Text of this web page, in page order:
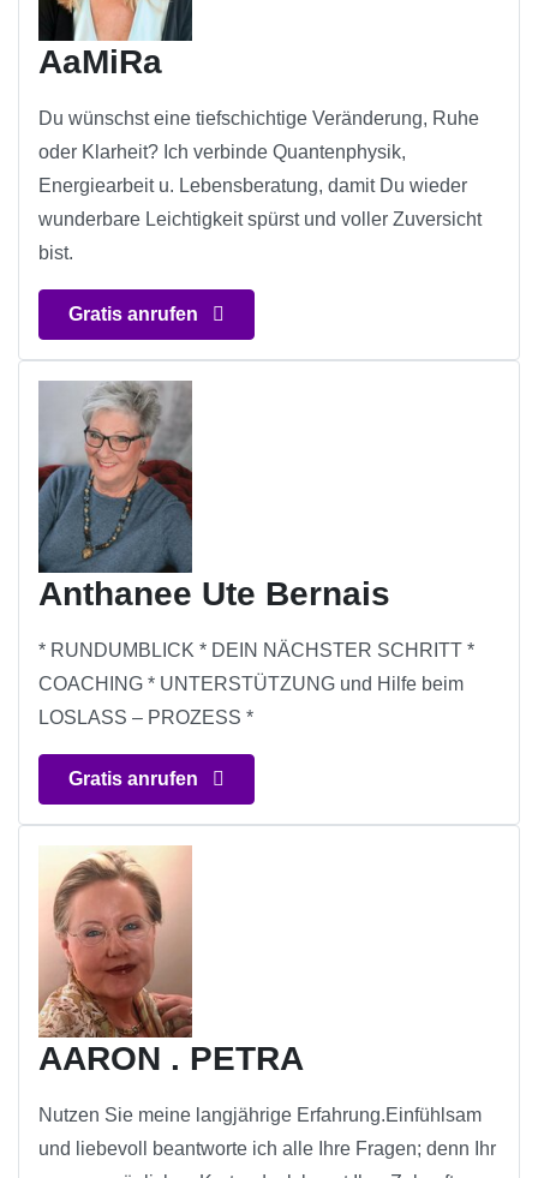
AaMiRa
Du wünschst eine tiefschichtige Veränderung, Ruhe
oder Klarheit? Ich verbinde Quantenphysik,
Energiearbeit u. Lebensberatung, damit Du wieder
wunderbare Leichtigkeit spürst und voller Zuversicht
bist.
Gratis anrufen
Anthanee Ute Bernais
* RUNDUMBLICK * DEIN NÄCHSTER SCHRITT *
COACHING * UNTERSTÜTZUNG und Hilfe beim
LOSLASS – PROZESS *
Gratis anrufen
AARON . PETRA
Nutzen Sie meine langjährige Erfahrung.Einfühlsam
und liebevoll beantworte ich alle Ihre Fragen; denn Ihr